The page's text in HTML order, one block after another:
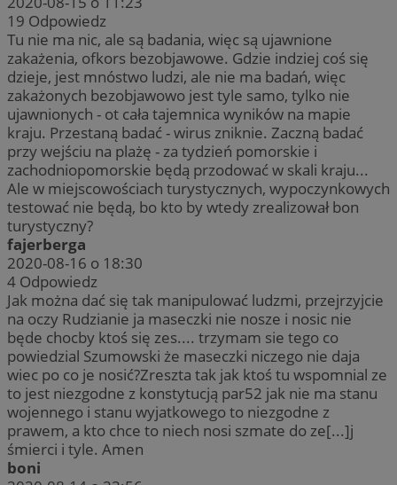
19 Odpowiedz
Tu nie ma nic, ale są badania, więc są ujawnione
zakażenia, ofkors bezobjawowe. Gdzie indziej coś się
dzieje, jest mnóstwo ludzi, ale nie ma badań, więc
zakażonych bezobjawowo jest tyle samo, tylko nie
ujawnionych - ot cała tajemnica wyników na mapie
kraju. Przestaną badać - wirus zniknie. Zaczną badać
przy wejściu na plażę - za tydzień pomorskie i
zachodniopomorskie będą przodować w skali kraju...
Ale w miejscowościach turystycznych, wypoczynkowych
testować nie będą, bo kto by wtedy zrealizował bon
turystyczny?
fajerberga
2020-08-16 o 18:30
4 Odpowiedz
Jak można dać się tak manipulować ludzmi, przejrzyjcie
na oczy Rudzianie ja maseczki nie nosze i nosic nie
będe chocby ktoś się zes.... trzymam sie tego co
powiedzial Szumowski że maseczki niczego nie daja
wiec po co je nosić?Zreszta tak jak ktoś tu wspomnial ze
to jest niezgodne z konstytucją par52 jak nie ma stanu
wojennego i stanu wyjatkowego to niezgodne z
prawem, a kto chce to niech nosi szmate do ze[...]j
śmierci i tyle. Amen
boni